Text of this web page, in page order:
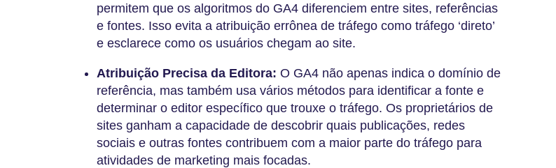
permitem que os algoritmos do GA4 diferenciem entre sites, referências
e fontes. Isso evita a atribuição errônea de tráfego como tráfego ‘direto’
e esclarece como os usuários chegam ao site.
Atribuição Precisa da Editora: O GA4 não apenas indica o domínio de
referência, mas também usa vários métodos para identificar a fonte e
determinar o editor específico que trouxe o tráfego. Os proprietários de
sites ganham a capacidade de descobrir quais publicações, redes
sociais e outras fontes contribuem com a maior parte do tráfego para
atividades de marketing mais focadas.